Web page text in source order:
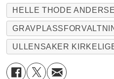
HELLE THODE
ULLENSAKER